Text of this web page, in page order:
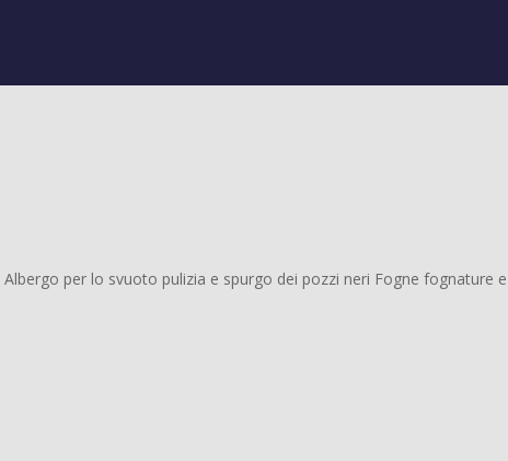
per lo svuoto pulizia e spurgo dei pozzi neri Fogne